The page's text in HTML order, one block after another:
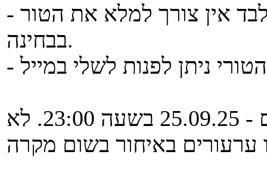
- אם הערעור מתייחס לחלק הפתוח בלבד אין צורך למלא את הטור
בבחינה.
התאריך האחרון להגשת ערעורים - 25.09.25 בשעה 23:00. לא